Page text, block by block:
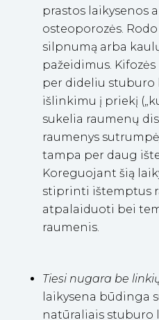
prastos laikysenos
osteoporozės.
silpnumą arba
pažeidimus.
per dideliu stuburo
išlinkimu į priekį
sukelia raumenų
raumenys
tampa per daug
Koreguojant šią
stiprinti ištemptus
atpalaiduoti bei
raumenis.
Tiesi nugara be
laikysena būdinga
natūraliais stuburo